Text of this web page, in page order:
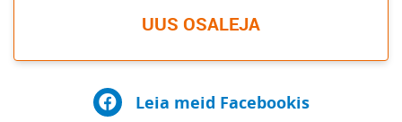
UUS OSALEJA
Leia meid Facebookis